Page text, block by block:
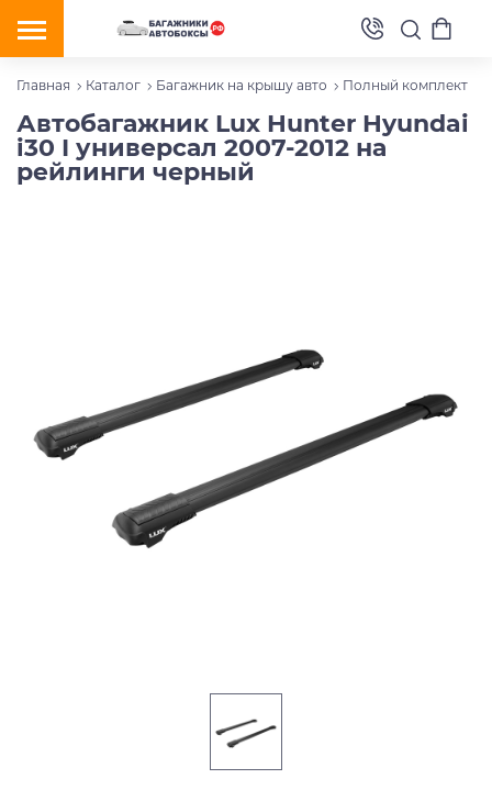
Главная Каталог Багажник на крышу авто Полный комплект
Автобагажник Lux Hunter Hyundai
i30 I универсал 2007-2012 на
рейлинги черный